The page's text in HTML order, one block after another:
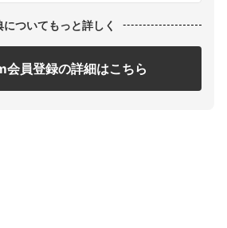
についてもっと詳しく
員登録の詳細はこちら